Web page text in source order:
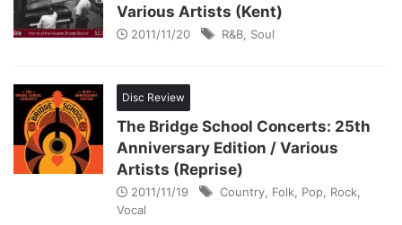
Various Artists (Kent)
2011/11/20 R&B Soul
Disc Review
The Bridge School Concerts: 25th
Anniversary Edition / Various
Artists (Reprise)
2011/11/19 Country Folk Pop Rock
Vocal